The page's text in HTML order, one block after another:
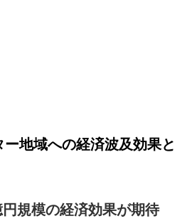
地域への経済波及効果と
規模の経済効果が期待